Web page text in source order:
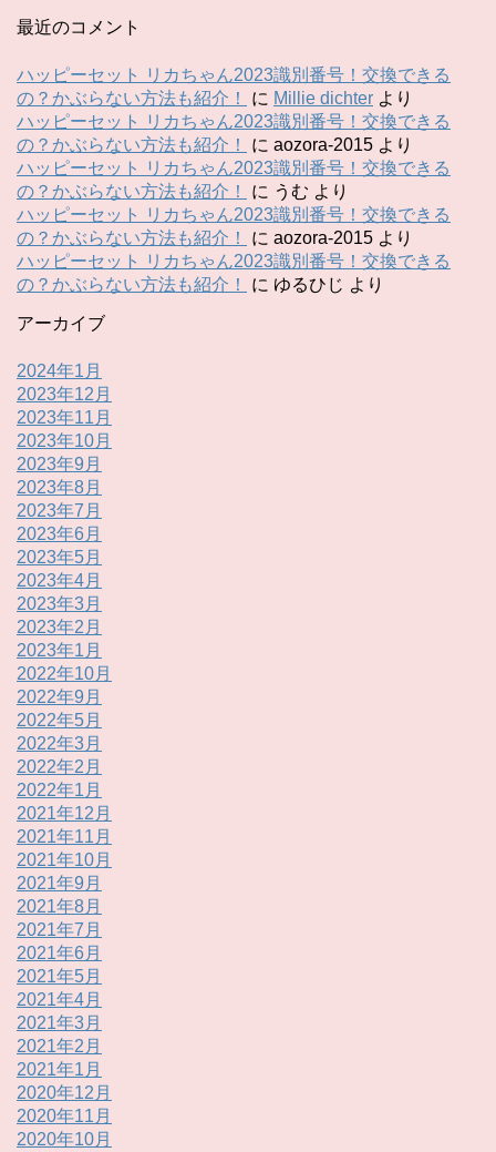
最近のコメント
ハッピーセット リカちゃん2023識別番号！交換できる
の？かぶらない方法も紹介！
に Millie dichter より
ハッピーセット リカちゃん2023識別番号！交換できる
の？かぶらない方法も紹介！
に aozora-2015 より
ハッピーセット リカちゃん2023識別番号！交換できる
の？かぶらない方法も紹介！
に うむ より
ハッピーセット リカちゃん2023識別番号！交換できる
の？かぶらない方法も紹介！
に aozora-2015 より
ハッピーセット リカちゃん2023識別番号！交換できる
の？かぶらない方法も紹介！
に ゆるひじ より
アーカイブ
2024年1月
2023年12月
2023年11月
2023年10月
2023年9月
2023年8月
2023年7月
2023年6月
2023年5月
2023年4月
2023年3月
2023年2月
2023年1月
2022年10月
2022年9月
2022年5月
2022年3月
2022年2月
2022年1月
2021年12月
2021年11月
2021年10月
2021年9月
2021年8月
2021年7月
2021年6月
2021年5月
2021年4月
2021年3月
2021年2月
2021年1月
2020年12月
2020年11月
2020年10月